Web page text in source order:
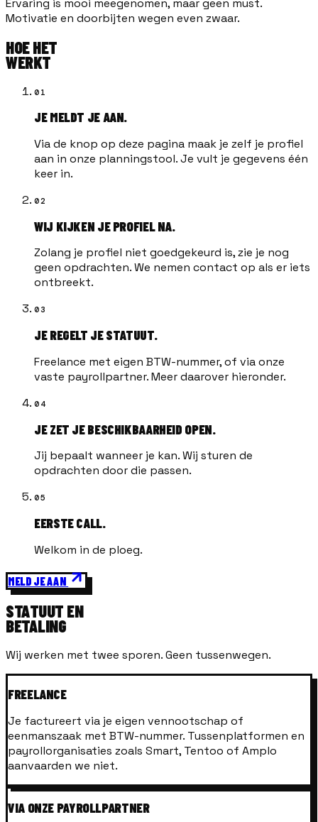
Ervaring is mooi meegenomen, maar geen must.
Motivatie en doorbijten wegen even zwaar.
HOE HET
WERKT
01
JE MELDT JE AAN.
Via de knop op deze pagina maak je zelf je profiel
aan in onze planningstool. Je vult je gegevens één
keer in.
02
WIJ KIJKEN JE PROFIEL NA.
Zolang je profiel niet goedgekeurd is, zie je nog
geen opdrachten. We nemen contact op als er iets
ontbreekt.
03
JE REGELT JE STATUUT.
Freelance met eigen BTW-nummer, of via onze
vaste payrollpartner. Meer daarover hieronder.
04
JE ZET JE BESCHIKBAARHEID OPEN.
Jij bepaalt wanneer je kan. Wij sturen de
opdrachten door die passen.
05
EERSTE CALL.
Welkom in de ploeg.
MELD JE AAN
STATUUT EN
BETALING
Wij werken met twee sporen. Geen tussenwegen.
FREELANCE
Je factureert via je eigen vennootschap of
eenmanszaak met BTW-nummer. Tussenplatformen en
payrollorganisaties zoals Smart, Tentoo of Amplo
aanvaarden we niet.
VIA ONZE PAYROLLPARTNER